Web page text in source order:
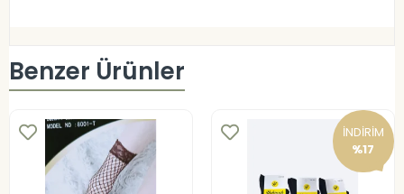
Benzer Ürünler
İNDİRİM
%17